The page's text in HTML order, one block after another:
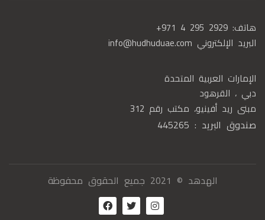
هاتف: +971 4 295 2929
البريد الإلكتروني info@hudhuduae.com
الإمارات العربية المتحدة
دبي ، القرهود
مبنى ريد أفينيو، مكتب رقم 312
صندوق البريد : 445265
الهدهد © 2021 جميع الحقوق محفوظة